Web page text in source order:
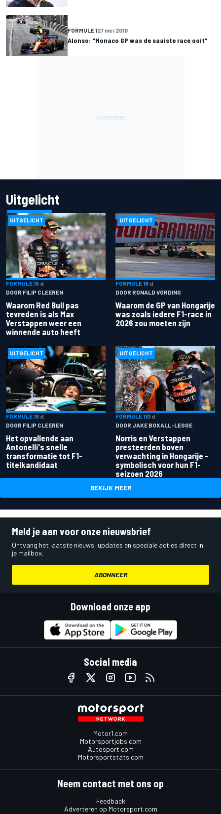
FORMULE 127 mei 2018
Alonso: "Monaco GP was de saaiste race ooit"
Uitgelicht
UITGELICHT
FORMULE 15 d
DOOR FILIP CLEEREN
Waarom Red Bull pas
tevreden is als Max
Verstappen weer een
winnende auto heeft
UITGELICHT
FORMULE 16 d
DOOR RONALD VORDING
Waarom de GP van Hongarije
was zoals iedere F1-race in
2026 zou moeten zijn
UITGELICHT
FORMULE 18 d
DOOR FILIP CLEEREN
Het opvallende aan
Antonelli's snelle
transformatie tot F1-
titelkandidaat
UITGELICHT
FORMULE 110 d
DOOR JAKE BOXALL-LEGGE
Norris en Verstappen
presteerden boven
verwachting in Hongarije -
symbolisch voor hun F1-
seizoen 2026
BEKIJK MEER
Meld je aan voor onze nieuwsbrief
Ontvang het laatste nieuws, updates en speciale acties direct in
je mailbox.
ABONNEER
Download onze app
Social media
Motor1.com
Motorsportjobs.com
Autosport.com
Motorsportstats.com
Neem contact met ons op
Feedback
Adverteren op Motorsport.com